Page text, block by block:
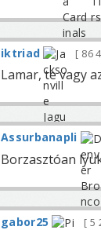
iktriad 86
Lamar, te vagy
Assurbanapli
Borzasztóan
gabor25
5